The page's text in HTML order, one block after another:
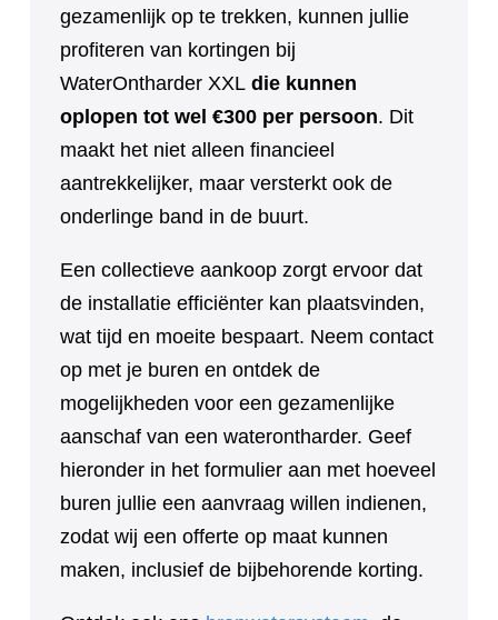
gezamenlijk op te trekken, kunnen jullie
profiteren van kortingen bij
WaterOntharder XXL die kunnen
oplopen tot wel €300 per persoon. Dit
maakt het niet alleen financieel
aantrekkelijker, maar versterkt ook de
onderlinge band in de buurt.
Een collectieve aankoop zorgt ervoor dat
de installatie efficiënter kan plaatsvinden,
wat tijd en moeite bespaart. Neem contact
op met je buren en ontdek de
mogelijkheden voor een gezamenlijke
aanschaf van een waterontharder. Geef
hieronder in het formulier aan met hoeveel
buren jullie een aanvraag willen indienen,
zodat wij een offerte op maat kunnen
maken, inclusief de bijbehorende korting.